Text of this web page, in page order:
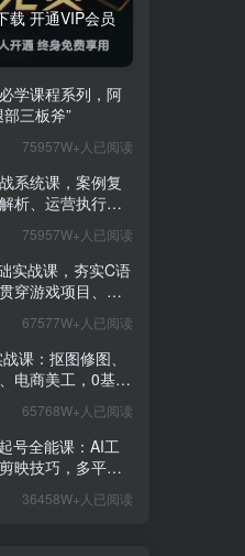
载 开通VIP会员
学课程系列，阿
三板斧”
75957W+人已阅读
系统课，案例复
析、运营执行，
75957W+人已阅读
实战课，夯实C语
穿游戏项目、掌
67577W+人已阅读
课：抠图修图、
电商美工，0基础
65768W+人已阅读
号全能课：AI工
映技巧，多平台
36458W+人已阅读